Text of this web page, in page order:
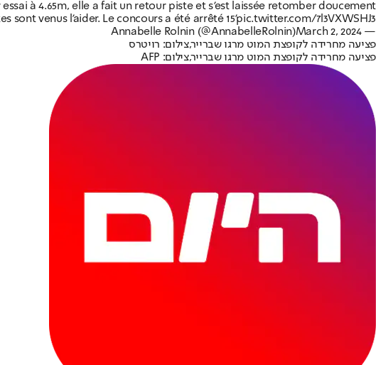
à 4.65m, elle a fait un retour piste et s'est laissée retomber doucement
sont venus l'aider. Le concours a été arrêté 15'pic.twitter.com/7l3VXWSHJ3
— Annabelle Rolnin (@AnnabelleRolnin)
March 2, 2024
פציעה מחרידה לקופצת המוט מרגו שברייר,צילום: רויטרס
פציעה מחרידה לקופצת המוט מרגו שברייר,צילום: AFP